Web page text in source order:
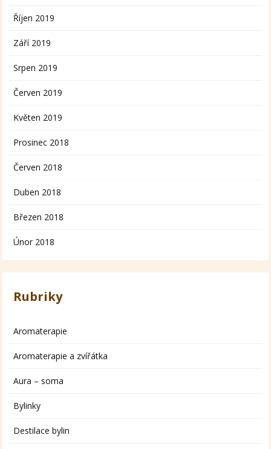
Říjen 2019
Září 2019
Srpen 2019
Červen 2019
Květen 2019
Prosinec 2018
Červen 2018
Duben 2018
Březen 2018
Únor 2018
Rubriky
Aromaterapie
Aromaterapie a zvířátka
Aura – soma
Bylinky
Destilace bylin